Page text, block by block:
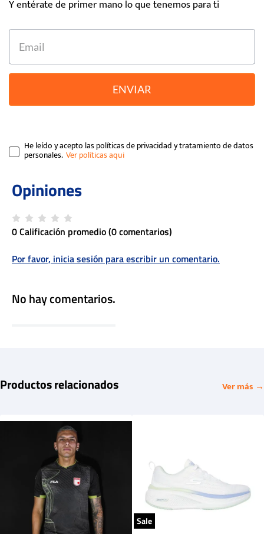
Y entérate de primer mano lo que tenemos para ti
ENVIAR
He leído y acepto las políticas de privacidad y tratamiento de datos
personales.
0 Calificación promedio(0 comentarios)
Por favor, inicia sesión para escribir un comentario.
No hay comentarios.
Productos relacionados Ver más →
Sale